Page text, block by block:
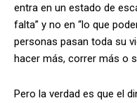
entra en un estado de
falta” y no en “lo que
personas pasan toda su
hacer más, correr más o
Pero la verdad es que el